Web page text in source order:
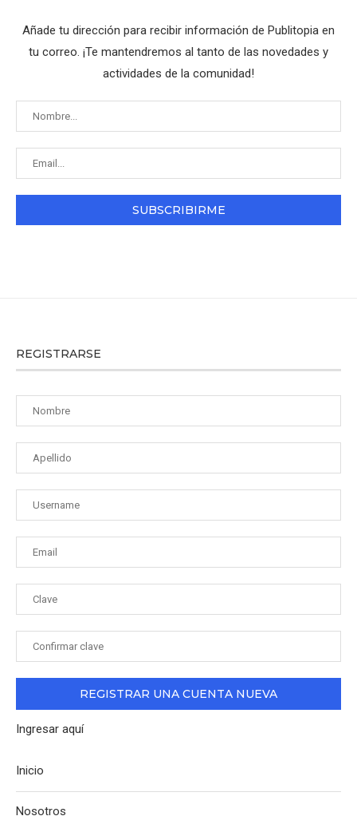
Añade tu dirección para recibir información de Publitopia en
tu correo. ¡Te mantendremos al tanto de las novedades y
actividades de la comunidad!
REGISTRARSE
Ingresar aquí
Inicio
Nosotros